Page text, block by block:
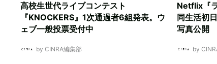
高校生世代ライブコンテスト
『KNOCKERS』1次通過者6組発表。ウ
ェブ一般投票受付中
by CINRA編集部
Netflix『
同生活初
写真公開
by